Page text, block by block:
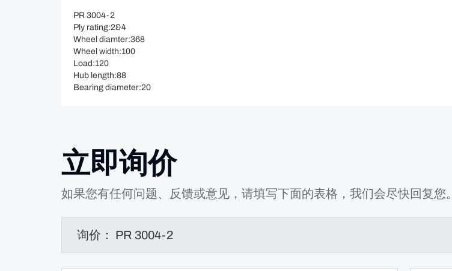
PR 3004-2
Ply rating:2&4
Wheel diamter:368
Wheel width:100
Load:120
Hub length:88
Bearing diameter:20
立即询价
如果您有任何问题、反馈或意见，请填写下面的表格，我们会尽快回复您。